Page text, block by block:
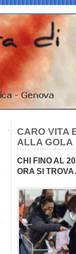
CARO VITA
ALLA GOLA
CHI FINO AL
ORA SI